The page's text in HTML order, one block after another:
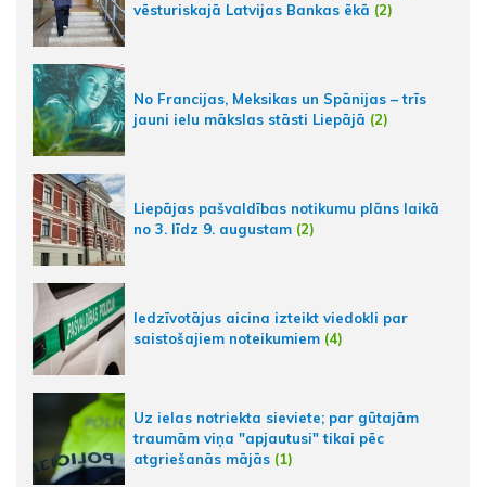
vēsturiskajā Latvijas Bankas ēkā (2)
No Francijas, Meksikas un Spānijas – trīs
jauni ielu mākslas stāsti Liepājā (2)
Liepājas pašvaldības notikumu plāns laikā
no 3. līdz 9. augustam (2)
Iedzīvotājus aicina izteikt viedokli par
saistošajiem noteikumiem (4)
Uz ielas notriekta sieviete; par gūtajām
traumām viņa "apjautusi" tikai pēc
atgriešanās mājās (1)